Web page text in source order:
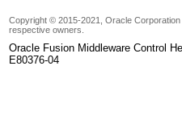
Copyright © 2015-2021, Oracle
respective owners.
Oracle Fusion Middleware Control
E80376-04